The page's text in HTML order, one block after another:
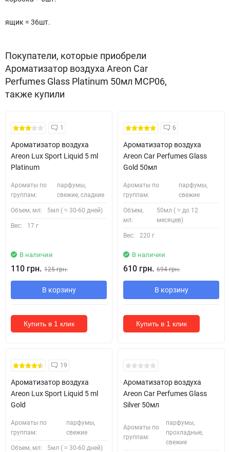
ящик = 36шт.
Покупатели, которые приобрели
Ароматизатор воздуха Areon Car
Perfumes Glass Platinum 50мл MCP06,
также купили
1
Ароматизатор воздуха
Areon Lux Sport Liquid 5 ml
Platinum
Ароматы по
группам:
парфумы,
свежие, сладкие
Объем, мл: 5мл ( ≈ 30-60 дней)
Вес: 17 г
В наличии
110 грн. 125 грн.
В корзину
Купить в 1 клик
6
Ароматизатор воздуха
Areon Car Perfumes Glass
Gold 50мл
Ароматы по
группам:
парфумы,
свежие
Объем,
мл:
50мл ( ≈ до 12
месяцев)
Вес: 220 г
В наличии
610 грн. 694 грн.
В корзину
Купить в 1 клик
19
Ароматизатор воздуха
Areon Lux Sport Liquid 5 ml
Gold
Ароматы по
группам:
парфумы,
свежие
Объем, мл: 5мл ( ≈ 30-60 дней)
Ароматизатор воздуха
Areon Car Perfumes Glass
Silver 50мл
Ароматы по
группам:
парфумы,
прохладные,
свежие